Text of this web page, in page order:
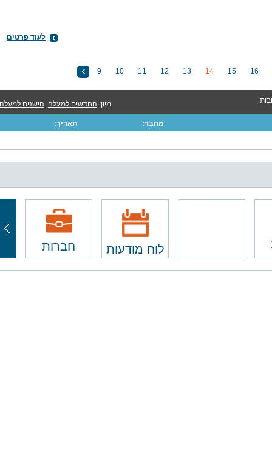
לעוד פרטים
9 10 11 12 13 14 15 16
מיון: החדשים למעלה הישנים
מחבר: תאריך:
חברות לוח מודעות